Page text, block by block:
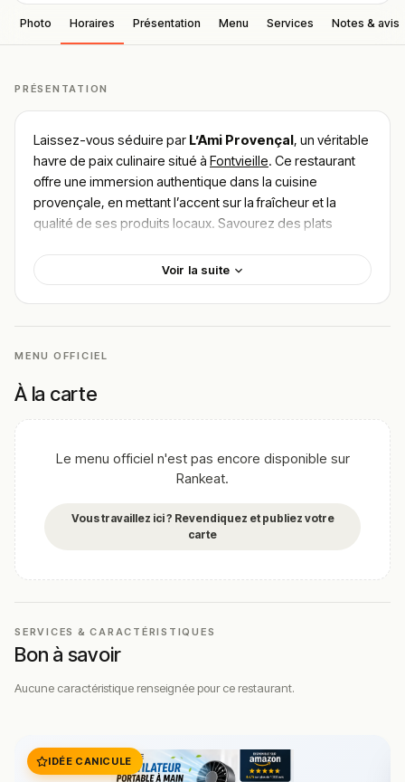
Photo Horaires Présentation Menu Services Notes & avis
PRÉSENTATION
Laissez-vous séduire par L’Ami Provençal, un véritable
havre de paix culinaire situé à Fontvieille. Ce restaurant
offre une immersion authentique dans la cuisine
provençale, en mettant l’accent sur la fraîcheur et la
qualité de ses produits locaux. Savourez des plats
maison
ou encore letian de légumes
un cadre chaleureux et convivial.
apprécient l’authenticité des saveurs et l’accueil convivial
en Provence.
Cette description peut contenir des erreurs, n'hésitez pas à
nous aider en vous rendant sur :Améliorer la fiche de cet
Voir la suite
MENU OFFICIEL
À la carte
Le menu officiel n'est pas encore disponible sur
Rankeat.
Vous travaillez ici ? Revendiquez et publiez votre
carte
SERVICES & CARACTÉRISTIQUES
Bon à savoir
Aucune caractéristique renseignée pour ce restaurant.
IDÉE CANICULE